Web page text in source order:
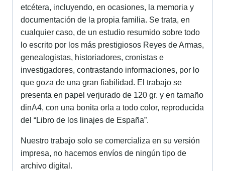
etcétera, incluyendo, en ocasiones, la memoria y
documentación de la propia familia. Se trata, en
cualquier caso, de un estudio resumido sobre todo
lo escrito por los más prestigiosos Reyes de Armas,
genealogistas, historiadores, cronistas e
investigadores, contrastando informaciones, por lo
que goza de una gran fiabilidad. El trabajo se
presenta en papel verjurado de 120 gr. y en tamaño
dinA4, con una bonita orla a todo color, reproducida
del “Libro de los linajes de España”.
Nuestro trabajo solo se comercializa en su versión
impresa, no hacemos envíos de ningún tipo de
archivo digital.